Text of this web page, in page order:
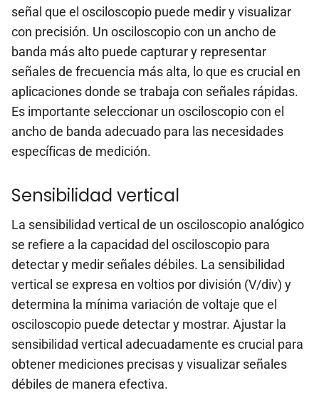
señal que el osciloscopio puede medir y visualizar
con precisión. Un osciloscopio con un ancho de
banda más alto puede capturar y representar
señales de frecuencia más alta, lo que es crucial en
aplicaciones donde se trabaja con señales rápidas.
Es importante seleccionar un osciloscopio con el
ancho de banda adecuado para las necesidades
específicas de medición.
Sensibilidad vertical
La sensibilidad vertical de un osciloscopio analógico
se refiere a la capacidad del osciloscopio para
detectar y medir señales débiles. La sensibilidad
vertical se expresa en voltios por división (V/div) y
determina la mínima variación de voltaje que el
osciloscopio puede detectar y mostrar. Ajustar la
sensibilidad vertical adecuadamente es crucial para
obtener mediciones precisas y visualizar señales
débiles de manera efectiva.